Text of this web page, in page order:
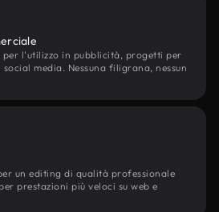
per l'utilizzo in pubblicità, progetti per
media. Nessuna filigrana, nessun
un editing di qualità professionale
prestazioni più veloci su web e